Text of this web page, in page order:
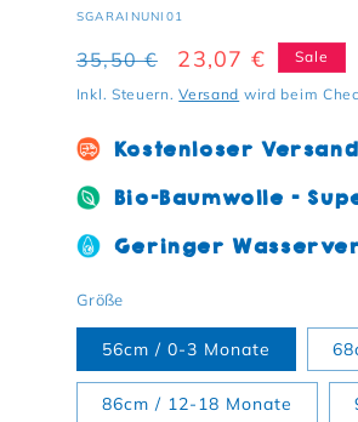
SKU:
SGARAINUNI01
Normaler Preis
35,50 € Verkaufspreis
23,07 € Sale
Inkl. Steuern.Versand wird beim
Kostenloser
Bio-Baumwolle -
Geringer
Größe
56cm / 0-3 Monate
86cm / 12-18 Monate